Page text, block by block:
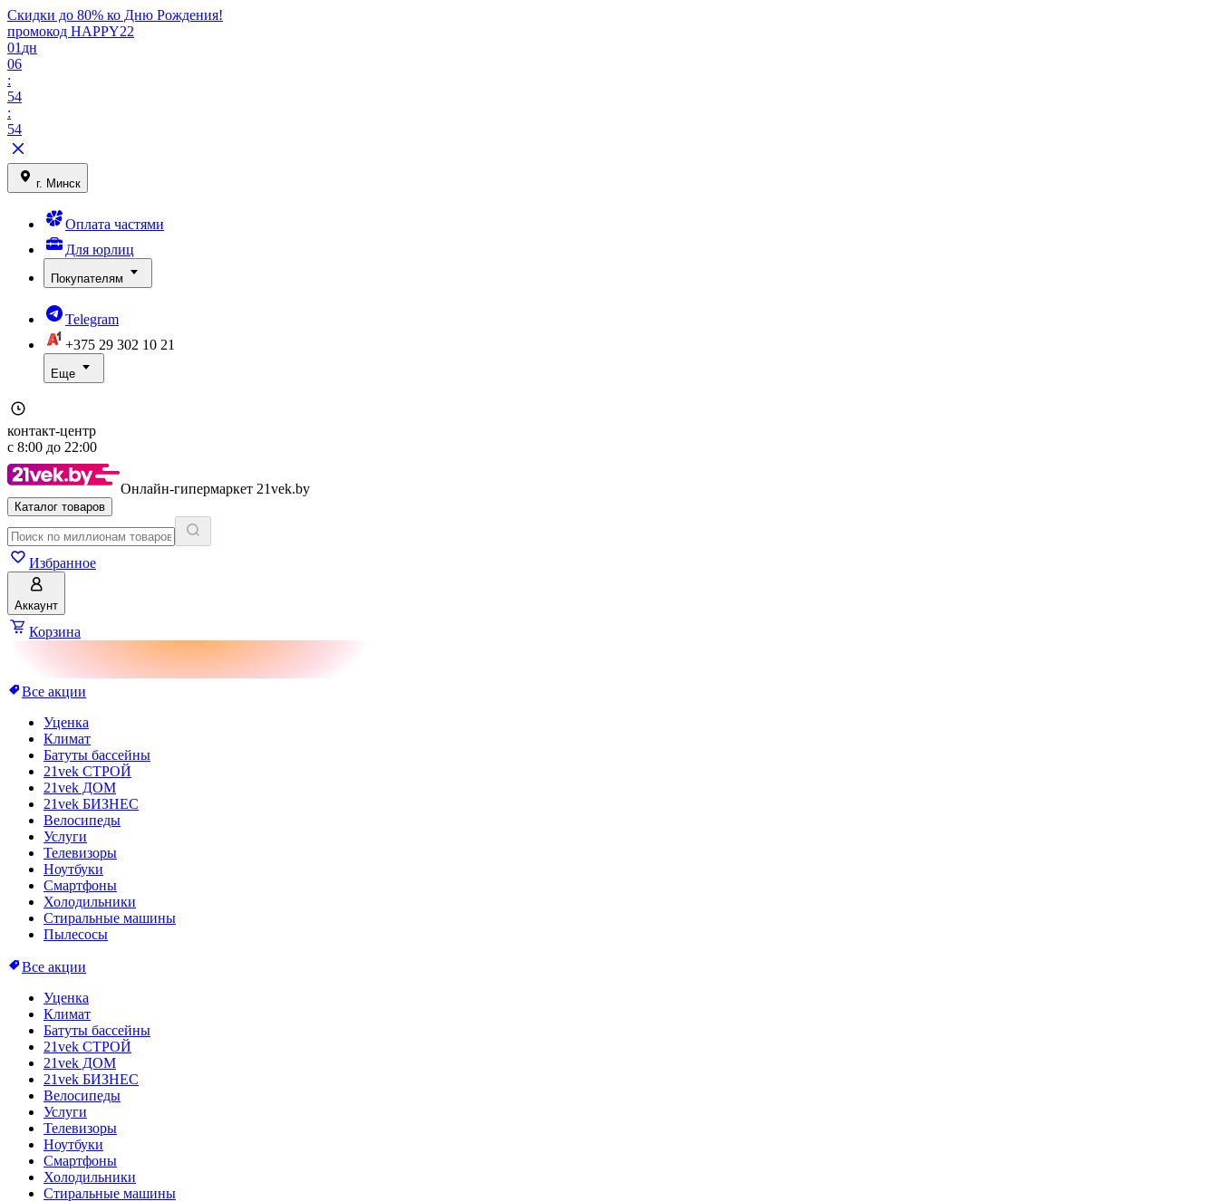
Скидки до 80% ко Дню Рождения!
промокод HAPPY22
01 дн
06
:
54
:
54
г. Минск
Оплата частями
Для юрлиц
Покупателям
Telegram
+375 29 302 10 21
Еще
контакт-центр
с 8:00 до 22:00
Онлайн-гипермаркет 21vek.by
Каталог товаров
Избранное
Аккаунт
Корзина
Все акции
Уценка
Климат
Батуты бассейны
21vek СТРОЙ
21vek ДОМ
21vek БИЗНЕС
Велосипеды
Услуги
Телевизоры
Ноутбуки
Смартфоны
Холодильники
Стиральные машины
Пылесосы
Все акции
Уценка
Климат
Батуты бассейны
21vek СТРОЙ
21vek ДОМ
21vek БИЗНЕС
Велосипеды
Услуги
Телевизоры
Ноутбуки
Смартфоны
Холодильники
Стиральные машины